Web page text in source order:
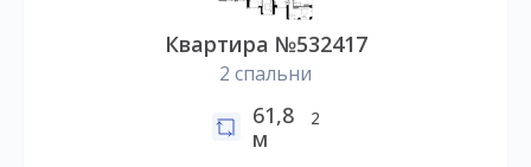
Квартира №532417
2 спальни
61,8
м
2